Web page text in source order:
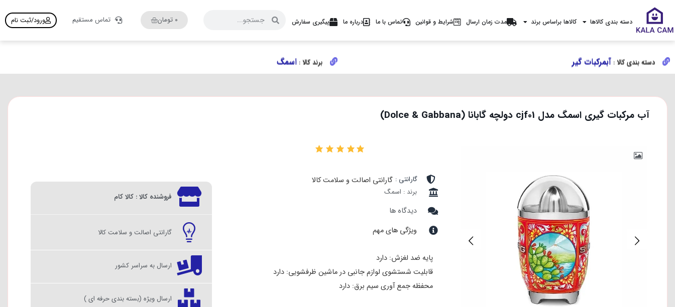
دسته بندی کالاها کالاها براساس برند مدت زمان ارسال شرایط و قوانین تماس با ما درباره ما پیگیری سفارش ۰ تومان تماس مستقیم ورود/ثبت نام
دسته بندی کالا : آبمرکبات گیر برند کالا : اسمگ دسته بندی کالا : آبمرکبات گیر برند کالا : اسمگ
آب مرکبات گیری اسمگ مدل cjf01 دولچه گابانا (Dolce & Gabbana)
گارانتی : گارانتی اصالت و سلامت کالا
برند : اسمگ
دیدگاه ها
ویژگی های مهم
پایه ضد لغزش: دارد
قابلیت شستشوی لوازم جانبی در ماشین ظرفشویی: دارد
محفظه جمع آوری سیم برق: دارد
فروشنده کالا : کالا کام
گارانتی اصالت و سلامت کالا
ارسال به سراسر کشور
ارسال ویژه (بسته بندی حرفه ای )